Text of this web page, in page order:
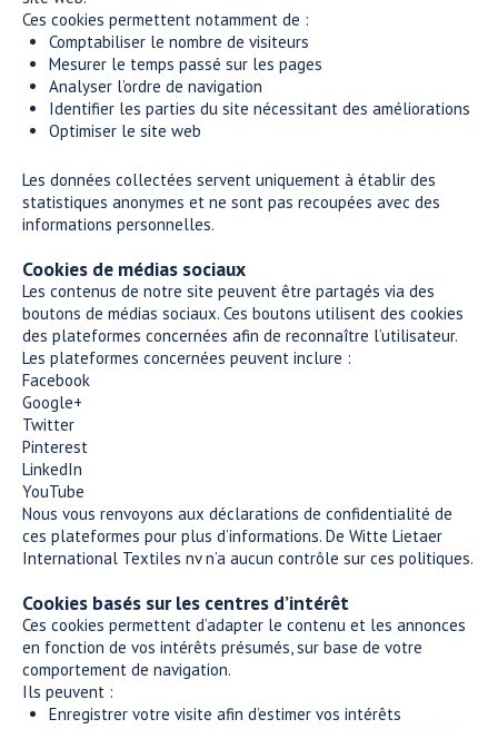
Ces cookies permettent notamment de :
Comptabiliser le nombre de visiteurs
Mesurer le temps passé sur les pages
Analyser l’ordre de navigation
Identifier les parties du site nécessitant des améliorations
Optimiser le site web
Les données collectées servent uniquement à établir des
statistiques anonymes et ne sont pas recoupées avec des
informations personnelles.
Cookies de médias sociaux
Les contenus de notre site peuvent être partagés via des
boutons de médias sociaux. Ces boutons utilisent des cookies
des plateformes concernées afin de reconnaître l’utilisateur.
Les plateformes concernées peuvent inclure :
Facebook
Google+
Twitter
Pinterest
LinkedIn
YouTube
Nous vous renvoyons aux déclarations de confidentialité de
ces plateformes pour plus d’informations. De Witte Lietaer
International Textiles nv n’a aucun contrôle sur ces politiques.
Cookies basés sur les centres d’intérêt
Ces cookies permettent d’adapter le contenu et les annonces
en fonction de vos intérêts présumés, sur base de votre
comportement de navigation.
Ils peuvent :
Enregistrer votre visite afin d’estimer vos intérêts